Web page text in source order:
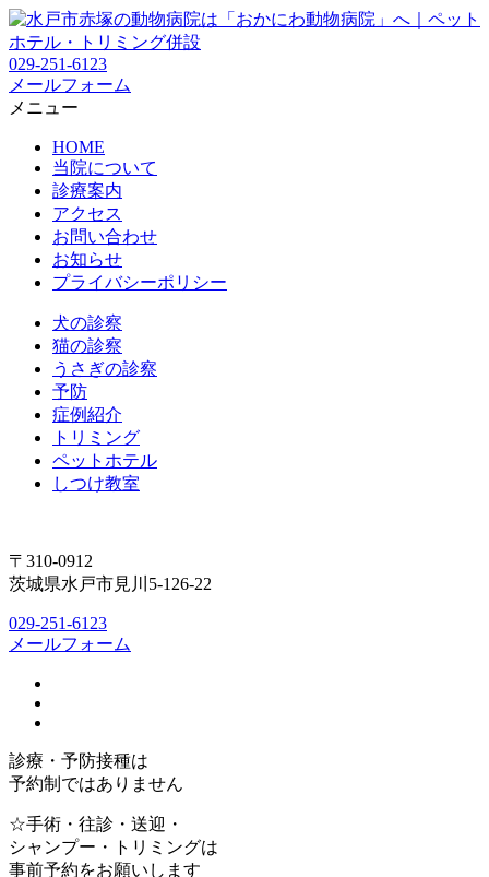
029-251-6123
メールフォーム
メニュー
HOME
当院について
診療案内
アクセス
お問い合わせ
お知らせ
プライバシーポリシー
犬の診察
猫の診察
うさぎの診察
予防
症例紹介
トリミング
ペットホテル
しつけ教室
〒310-0912
茨城県水戸市見川5-126-22
029-251-6123
メールフォーム
診療・予防接種は
予約制ではありません
☆手術・往診・送迎・
シャンプー・トリミングは
事前予約をお願いします